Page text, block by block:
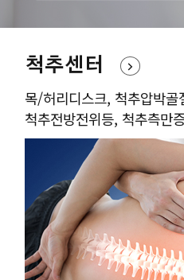
척추센터
목/허리디스크, 척추압박
척추전방전위등, 척추측만